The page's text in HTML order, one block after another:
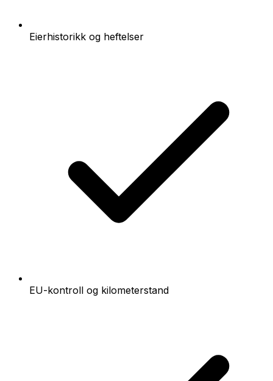
Eierhistorikk og heftelser
EU-kontroll og kilometerstand